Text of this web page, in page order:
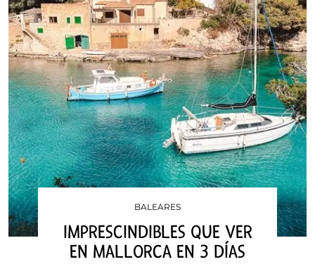
BALEARES
IMPRESCINDIBLES QUE VER
EN MALLORCA EN 3 DÍAS